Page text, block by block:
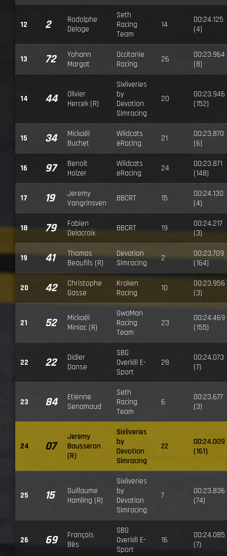
12 2
Rodolphe
Delage
Seth
Racing
Team
14
00:24.125
(4)
13 72
Yohann
Margot
Occitanie
Racing
26
00:23.964
(8)
14 44
Olivier
Hercek (R)
Sixliveries
by
Devotion
Simracing
20
00:23.946
(152)
15 34
Mickaël
Buchet
Wildcats
eRacing
21
00:23.870
(6)
16 97
Benoît
Holzer
Wildcats
eRacing
24
00:23.871
(148)
17 19
Jeremy
Vangrinsven
BBCRT 15
00:24.130
(4)
18 79
Fabien
Delacroix
BBCRT 19
00:24.217
(3)
19 41
Thomas
Beaufils (R)
Devotion
Simracing
2
00:23.709
(164)
20 42
Christophe
Gasse
Kraken
Racing
10
00:23.956
(3)
21 52
Mickaël
Miniac (R)
GwaMan
Racing
Team
23
00:24.469
(155)
22 22
Didier
Danse
SBG
Overkill E-
Sport
28
00:24.073
(7)
23 84
Etienne
Senamaud
Seth
Racing
Team
6
00:23.677
(3)
24 07
Jeremy
Bausseron
(R)
Sixliveries
by
Devotion
Simracing
22
00:24.009
(161)
25 15
Guillaume
Hamling (R)
Sixliveries
by
Devotion
Simracing
7
00:23.836
(74)
26 69
François
Bès
SBG
Overkill E-
Sport
16
00:24.085
(7)